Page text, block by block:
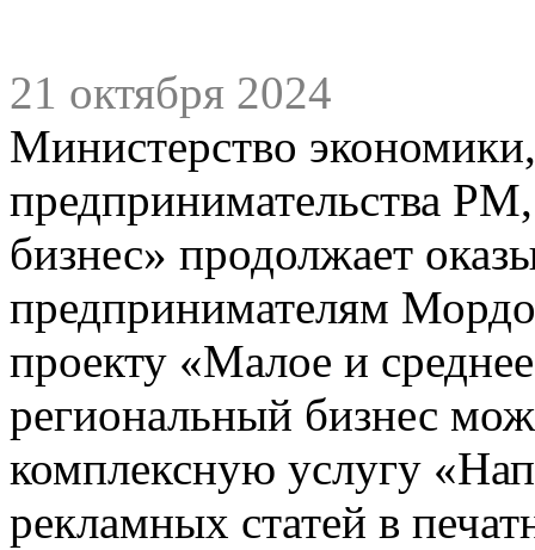
21 октября 2024
Министерство
предпринимательства
бизнес» продолжает
предпринимателям
проекту «Малое и
региональный бизнес
комплексную услугу
рекламных статей в